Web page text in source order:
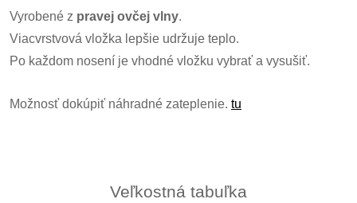
Vyrobené z pravej ovčej vlny.
Viacvrstvová vložka lepšie udržuje teplo.
Po každom nosení je vhodné vložku vybrať a vysušiť.
Možnosť dokúpiť náhradné zateplenie. tu
Veľkostná tabuľka